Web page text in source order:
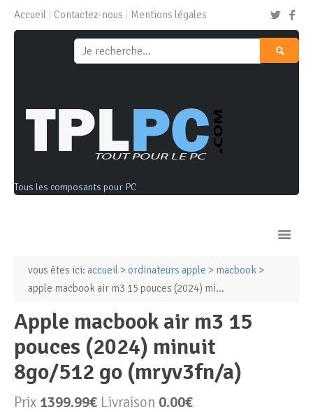
Accueil Contactez-nous Mentions légales
Tous les composants pour PC
Ordinateurs & Tablettes
PC de bureau
PC portable
Alimentation PC
Périphériques & Réseaux
vous êtes ici: accueil > ordinateurs apple > macbook >
apple macbook air m3 15 pouces (2024) mi...
apple macbook air m3 15
pouces (2024) minuit
8go/512 go (mryv3fn/a)
Prix 1399.99€ Livraison 0.00€